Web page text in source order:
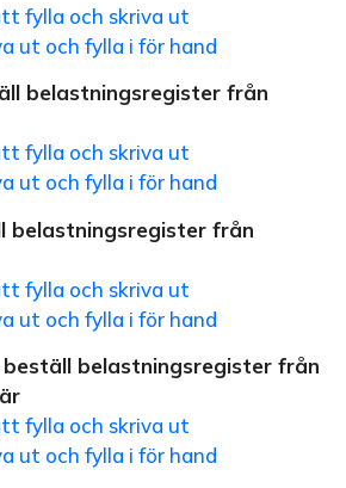
fylla och skriva ut
ut och fylla i för hand
belastningsregister från
fylla och skriva ut
ut och fylla i för hand
belastningsregister från
fylla och skriva ut
ut och fylla i för hand
belastningsregister från
fylla och skriva ut
ut och fylla i för hand